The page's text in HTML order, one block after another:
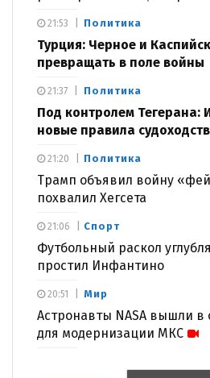
Политика
Турция: Черное и
превращать в поле войны
21:53
Политика
Под контролем Тегерана:
новые правила
21:37
Политика
Трамп объявил войну
похвалил Хегсета
21:20
Спорт
Футбольный раскол
простил Инфантино
21:06
Мир
Астронавты NASA вышли в
для модернизации МКС
20:51